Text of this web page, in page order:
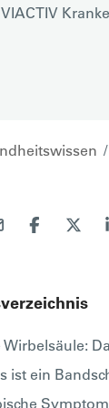
VIACTIV
Wirbelsäule:
ist ein